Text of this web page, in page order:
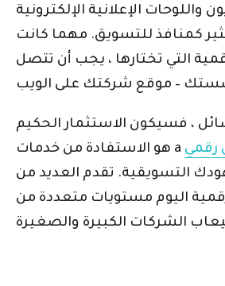
واللوحات الإعلانية الإلكترونية
كمنافذ للتسويق. مهما كانت
التي تختارها ، يجب أن تتصل
، فسيكون الاستثمار الحكيم
هو الاستفادة من خدمات a رقمي
التسويقية. تقدم العديد من
اليوم مستويات متعددة من